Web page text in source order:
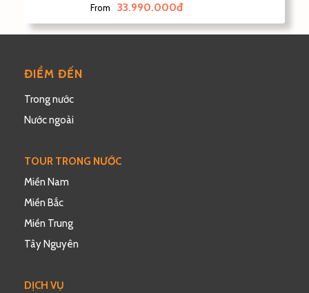
From 33.990.000đ
ĐIỂM ĐẾN
Trong nước
Nước ngoài
TOUR TRONG NƯỚC
Miền Nam
Miền Bắc
Miền Trung
Tây Nguyên
DỊCH VỤ